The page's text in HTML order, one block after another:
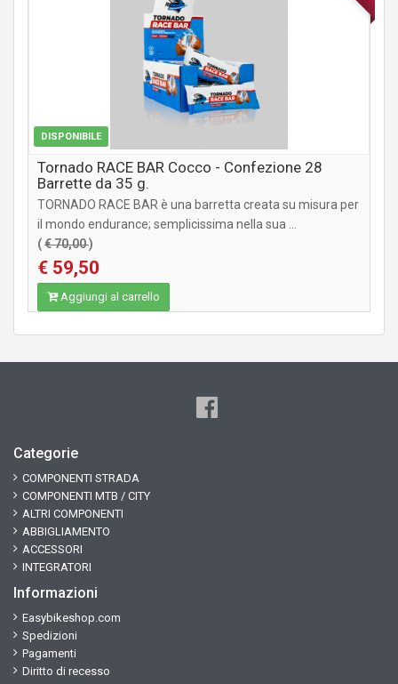
DISPONIBILE
Tornado RACE BAR Cocco - Confezione 28
Barrette da 35 g.
TORNADO RACE BAR è una barretta creata su misura per
il mondo endurance; semplicissima nella sua ...
(€ 70,00)
€ 59,50
Aggiungi al carrello
Categorie
COMPONENTI STRADA
COMPONENTI MTB / CITY
ALTRI COMPONENTI
ABBIGLIAMENTO
ACCESSORI
INTEGRATORI
Informazioni
Easybikeshop.com
Spedizioni
Pagamenti
Diritto di recesso